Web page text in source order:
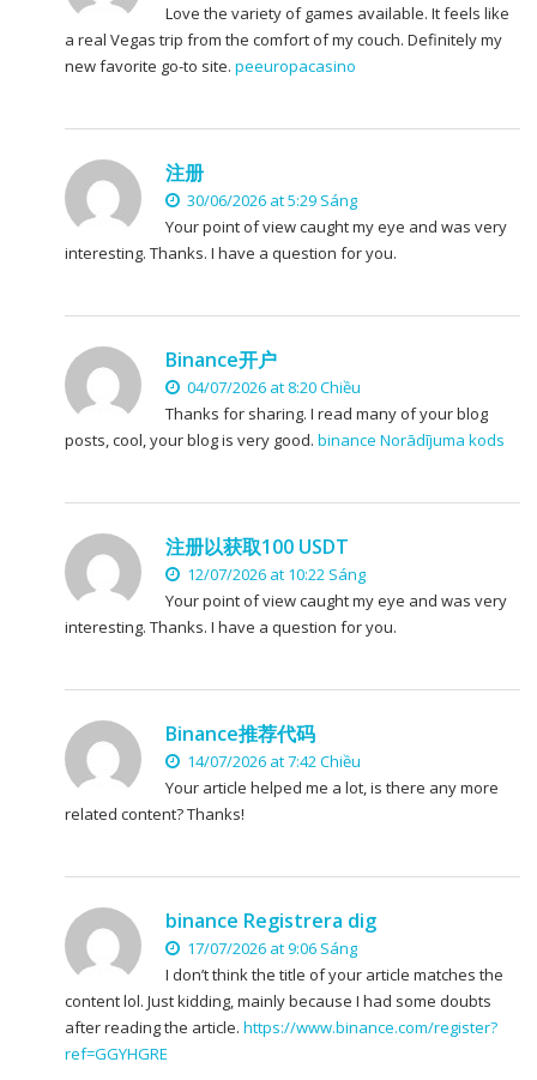
Love the variety of games available. It feels like
a real Vegas trip from the comfort of my couch. Definitely my
new favorite go-to site. peeuropacasino
注册
30/06/2026 at 5:29 Sáng
Your point of view caught my eye and was very
interesting. Thanks. I have a question for you.
Binance开户
04/07/2026 at 8:20 Chiều
Thanks for sharing. I read many of your blog
posts, cool, your blog is very good. binance Norādījuma kods
注册以获取100 USDT
12/07/2026 at 10:22 Sáng
Your point of view caught my eye and was very
interesting. Thanks. I have a question for you.
Binance推荐代码
14/07/2026 at 7:42 Chiều
Your article helped me a lot, is there any more
related content? Thanks!
binance Registrera dig
17/07/2026 at 9:06 Sáng
I don’t think the title of your article matches the
content lol. Just kidding, mainly because I had some doubts
after reading the article. https://www.binance.com/register?
ref=GGYHGRE